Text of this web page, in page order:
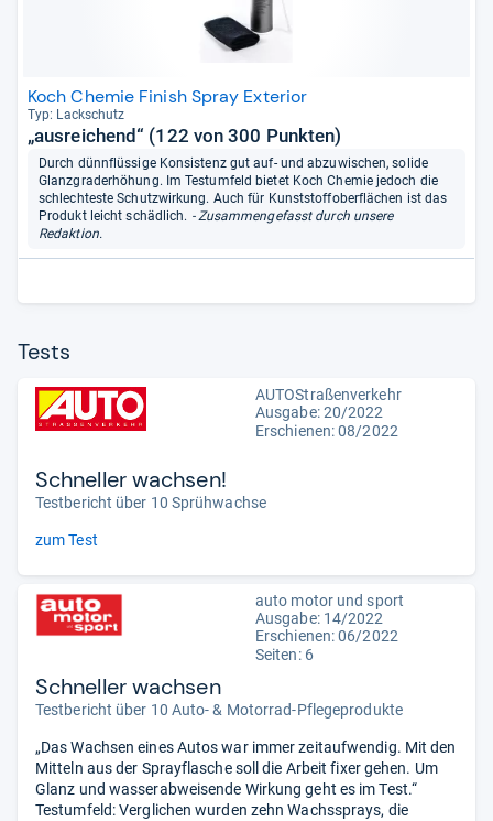
Koch Chemie Finish Spray Exterior
Typ: Lack­schutz
„ausreichend“ (122 von 300 Punkten)
Durch dünnflüssige Konsistenz gut auf- und abzuwischen, solide
Glanzgraderhöhung. Im Testumfeld bietet Koch Chemie jedoch die
schlechteste Schutzwirkung. Auch für Kunststoffoberflächen ist das
Produkt leicht schädlich. - Zusammengefasst durch unsere
Redaktion.
Tests
AUTOStraßenverkehr
Ausgabe: 20/2022
Erschienen: 08/2022
Schneller wachsen!
Testbericht über 10 Sprühwachse
zum Test
auto motor und sport
Ausgabe: 14/2022
Erschienen: 06/2022
Seiten: 6
Schneller wachsen
Testbericht über 10 Auto- & Motorrad-Pflegeprodukte
„Das Wachsen eines Autos war immer zeitaufwendig. Mit den
Mitteln aus der Sprayflasche soll die Arbeit fixer gehen. Um
Glanz und wasserabweisende Wirkung geht es im Test.“
Testumfeld: Verglichen wurden zehn Wachssprays, die